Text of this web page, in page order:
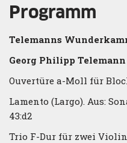
Programm
Telemanns
Georg Philipp Telemann
Ouvertüre a-Moll für
Lamento (Largo). Aus:
43:d2
Trio F-Dur für zwei